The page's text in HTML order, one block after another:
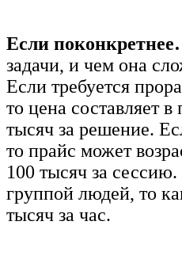
Если
задачи, и чем она
Если требуется
то цена составляет в
тысяч за решение.
то прайс может
100 тысяч за
группой людей, то
тысяч за час.